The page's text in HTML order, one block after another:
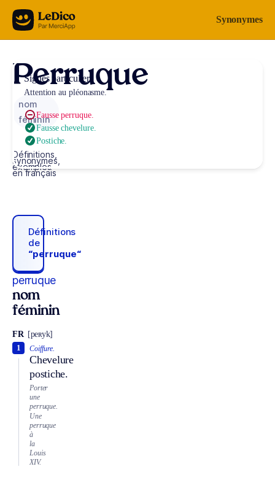
Aller au contenu Synonymes
Perruque
nom
féminin
Définitions,
synonymes,
exemples
en français
Définitions
de
“perruque“
perruque
nom
féminin
FR [peʀyk]
Coiffure.
Chevelure
postiche.
1
Porter
une
perruque.
Une
perruque
à
la
Louis
XIV.
Signes particuliers
Attention au pléonasme.
Fausse perruque.
Fausse chevelure.
Postiche.